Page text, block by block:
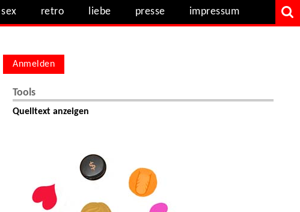
sex retro liebe presse impressum
Anmelden
Tools
Quelltext anzeigen